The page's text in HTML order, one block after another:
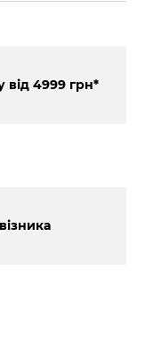
від 4999 грн*